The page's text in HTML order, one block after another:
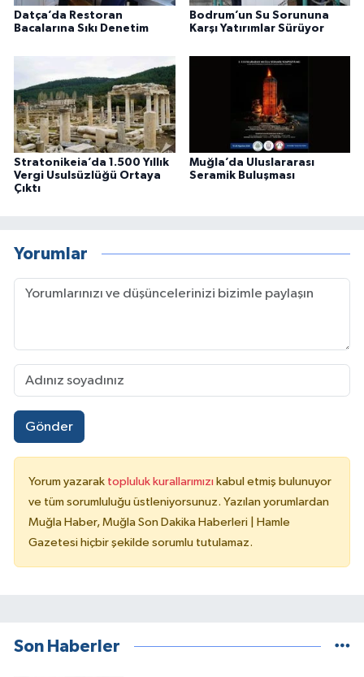
Datça’da Restoran
Bacalarına Sıkı Denetim
Bodrum’un Su Sorununa
Karşı Yatırımlar Sürüyor
Stratonikeia’da 1.500 Yıllık
Vergi Usulsüzlüğü Ortaya
Çıktı
Muğla’da Uluslararası
Seramik Buluşması
Yorumlar
Gönder
Yorum yazarak topluluk kurallarımızı kabul etmiş bulunuyor
ve tüm sorumluluğu üstleniyorsunuz. Yazılan yorumlardan
Muğla Haber, Muğla Son Dakika Haberleri | Hamle
Gazetesi hiçbir şekilde sorumlu tutulamaz.
Son Haberler